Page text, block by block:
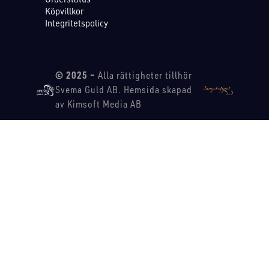
Köpvillkor
Integritetspolicy
© 2025 – Alla rättigheter tillhör
Svema Guld AB. Hemsida skapad
av Kimsoft Media AB